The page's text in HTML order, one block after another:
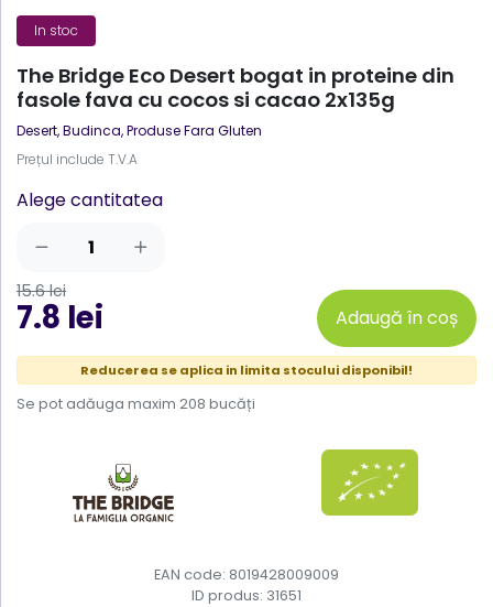
In stoc
The Bridge Eco Desert bogat in proteine din
fasole fava cu cocos si cacao 2x135g
Desert, Budinca,Produse Fara Gluten
Prețul include T.V.A
Alege cantitatea
15.6 lei
7.8 lei Adaugă în coș
Reducerea se aplica in limita stocului disponibil!
Se pot adăuga maxim 208 bucăți
EAN code: 8019428009009
ID produs: 31651